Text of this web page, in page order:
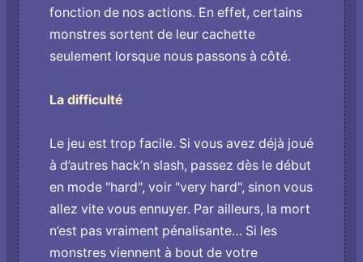
fonction de nos actions. En effet, certains
monstres sortent de leur cachette
seulement lorsque nous passons à côté.
La difficulté
Le jeu est trop facile. Si vous avez déjà joué
à d’autres hack’n slash, passez dès le début
en mode "hard", voir "very hard", sinon vous
allez vite vous ennuyer. Par ailleurs, la mort
n’est pas vraiment pénalisante… Si les
monstres viennent à bout de votre